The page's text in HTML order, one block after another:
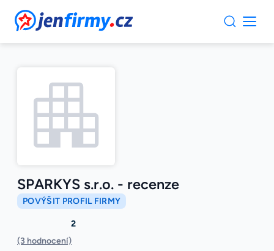
JenFirmy.cz
SPARKYS s.r.o. - recenze
POVÝŠIT PROFIL FIRMY
2
(3 hodnocení)